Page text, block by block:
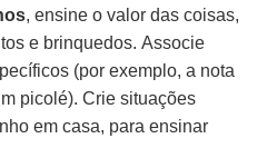
, ensine o valor das coisas,
e brinquedos. Associe
(por exemplo, a nota
picolé). Crie situações
em casa, para ensinar